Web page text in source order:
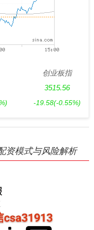
创业板指
3515.56
-19.58(-0.55%)
资模式与风险解析